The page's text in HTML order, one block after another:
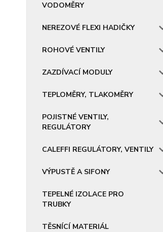
VODOMĚRY
NEREZOVÉ FLEXI HADIČKY
ROHOVÉ VENTILY
ZAZDÍVACÍ MODULY
TEPLOMĚRY, TLAKOMĚRY
POJISTNÉ VENTILY,
REGULÁTORY
CALEFFI REGULÁTORY, VENTILY
VÝPUSTĚ A SIFONY
TEPELNÉ IZOLACE PRO
TRUBKY
TĚSNÍCÍ MATERIÁL